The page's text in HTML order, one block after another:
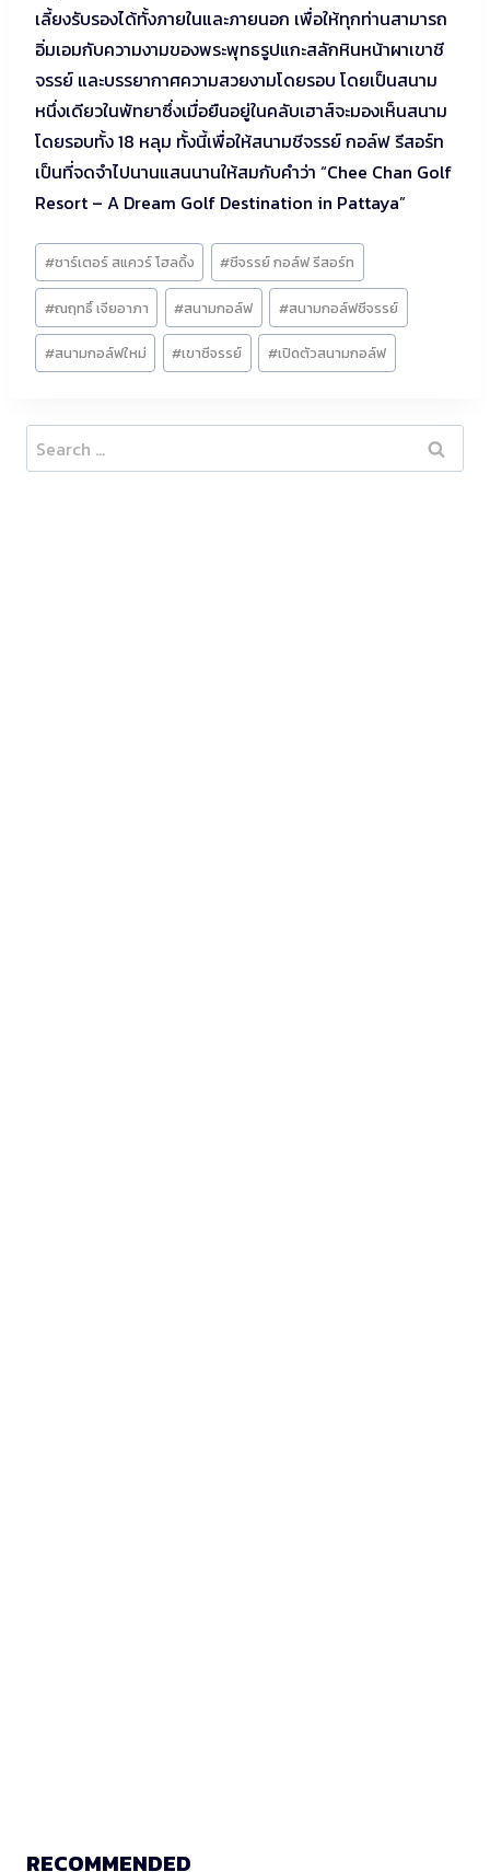
เลี้ยงรับรองได้ทั้งภายในและภายนอก เพื่อให้ทุกท่านสามารถ
อิ่มเอมกับความงามของพระพุทธรูปแกะสลักหินหน้าผาเขาชี
จรรย์ และบรรยากาศความสวยงามโดยรอบ โดยเป็นสนาม
หนึ่งเดียวในพัทยาซึ่งเมื่อยืนอยู่ในคลับเฮาส์จะมองเห็นสนาม
โดยรอบทั้ง 18 หลุม ทั้งนี้เพื่อให้สนามชีจรรย์ กอล์ฟ รีสอร์ท
เป็นที่จดจำไปนานแสนนานให้สมกับคำว่า “Chee Chan Golf
Resort – A Dream Golf Destination in Pattaya”
Post
Tags:
#ชาร์เตอร์ สแควร์ โฮลดิ้ง #ชีจรรย์ กอล์ฟ รีสอร์ท
#ณฤทธิ์ เจียอาภา #สนามกอล์ฟ #สนามกอล์ฟชีจรรย์
#สนามกอล์ฟใหม่ #เขาชีจรรย์ #เปิดตัวสนามกอล์ฟ
Search
for:
RECOMMENDED